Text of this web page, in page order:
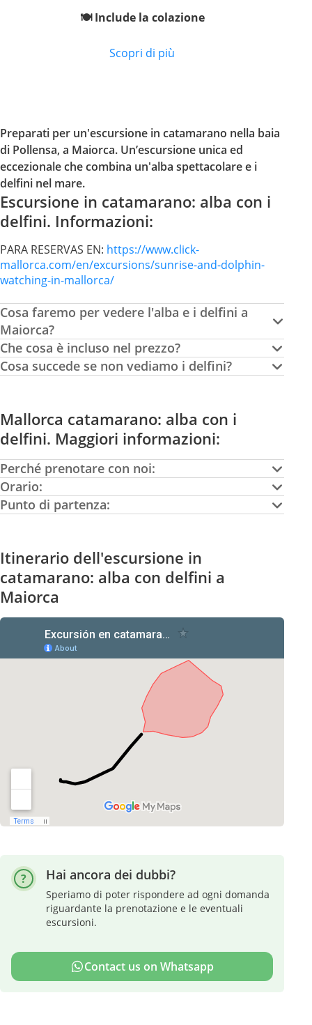
🍽 Include la colazione
Scopri di più
Preparati per un'escursione in catamarano nella baia
di Pollensa, a Maiorca. Un’escursione unica ed
eccezionale che combina un'alba spettacolare e i
delfini nel mare.
Escursione in catamarano: alba con i
delfini. Informazioni:
PARA RESERVAS EN: https://www.click-
mallorca.com/en/excursions/sunrise-and-dolphin-
watching-in-mallorca/
Cosa faremo per vedere l'alba e i delfini a
Maiorca?
Che cosa è incluso nel prezzo?
Cosa succede se non vediamo i delfini?
Mallorca catamarano: alba con i
delfini. Maggiori informazioni:
Perché prenotare con noi:
Orario:
Punto di partenza:
Itinerario dell'escursione in
catamarano: alba con delfini a
Maiorca
Hai ancora dei dubbi?
Speriamo di poter rispondere ad ogni domanda
riguardante la prenotazione e le eventuali
escursioni.
Contact us on Whatsapp